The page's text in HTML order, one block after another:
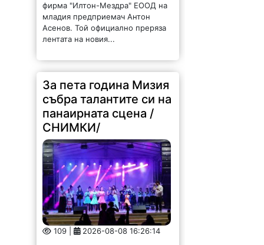
фирма "Илтон-Мездра" ЕООД на
младия предприемач Антон
Асенов. Той официално преряза
лентата на новия...
За пета година Мизия
събра талантите си на
панаирната сцена /
СНИМКИ/
109 | 2026-08-08 16:26:14